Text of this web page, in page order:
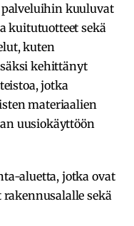
kuuluvat
kuitutuotteet sekä
kuten
kehittänyt
jotka
materiaalien
uusiokäyttöön
aluetta, jotka ovat
sekä